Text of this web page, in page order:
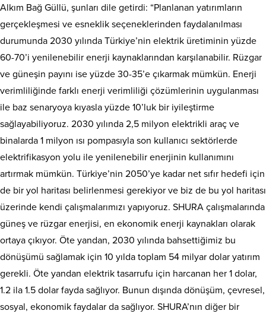
Alkım Bağ Güllü, şunları dile getirdi: “Planlanan yatırımların
gerçekleşmesi ve esneklik seçeneklerinden faydalanılması
durumunda 2030 yılında Türkiye’nin elektrik üretiminin yüzde
60-70’i yenilenebilir enerji kaynaklarından karşılanabilir. Rüzgar
ve güneşin payını ise yüzde 30-35’e çıkarmak mümkün. Enerji
verimliliğinde farklı enerji verimliliği çözümlerinin uygulanması
ile baz senaryoya kıyasla yüzde 10’luk bir iyileştirme
sağlayabiliyoruz. 2030 yılında 2,5 milyon elektrikli araç ve
binalarda 1 milyon ısı pompasıyla son kullanıcı sektörlerde
elektrifikasyon yolu ile yenilenebilir enerjinin kullanımını
artırmak mümkün. Türkiye’nin 2050’ye kadar net sıfır hedefi için
de bir yol haritası belirlenmesi gerekiyor ve biz de bu yol haritası
üzerinde kendi çalışmalarımızı yapıyoruz. SHURA çalışmalarında
güneş ve rüzgar enerjisi, en ekonomik enerji kaynakları olarak
ortaya çıkıyor. Öte yandan, 2030 yılında bahsettiğimiz bu
dönüşümü sağlamak için 10 yılda toplam 54 milyar dolar yatırım
gerekli. Öte yandan elektrik tasarrufu için harcanan her 1 dolar,
1.2 ila 1.5 dolar fayda sağlıyor. Bunun dışında dönüşüm, çevresel,
sosyal, ekonomik faydalar da sağlıyor. SHURA’nın diğer bir